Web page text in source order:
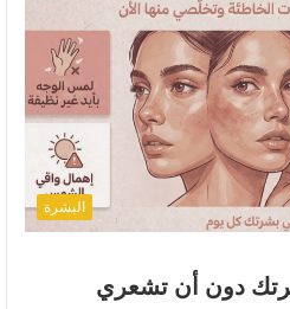
البشرة
دون أن تشعري